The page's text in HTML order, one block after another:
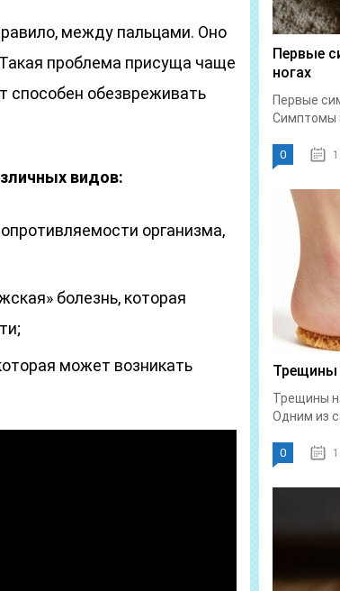
между пальцами. Оно
проблема присуща чаще
способен обезвреживать
видов:
организма,
болезнь, которая
может возникать
Первые
ногах
Первые
Симптомы
0
Трещины
Трещины
Одним из
0